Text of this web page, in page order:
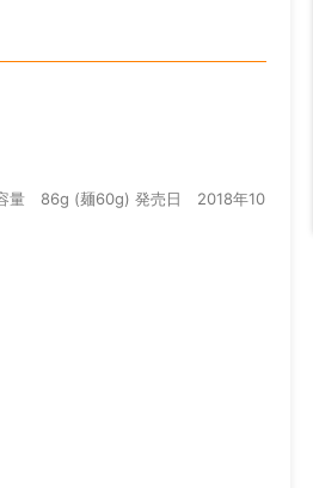
容量 86g (麺60g) 発売日 2018年10